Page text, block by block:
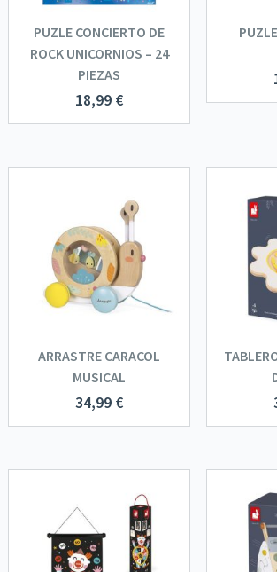
PUZLE CONCIERTO DE
ROCK UNICORNIOS – 24
PIEZAS
18,99 €
ARRASTRE CARACOL
MUSICAL
34,99 €